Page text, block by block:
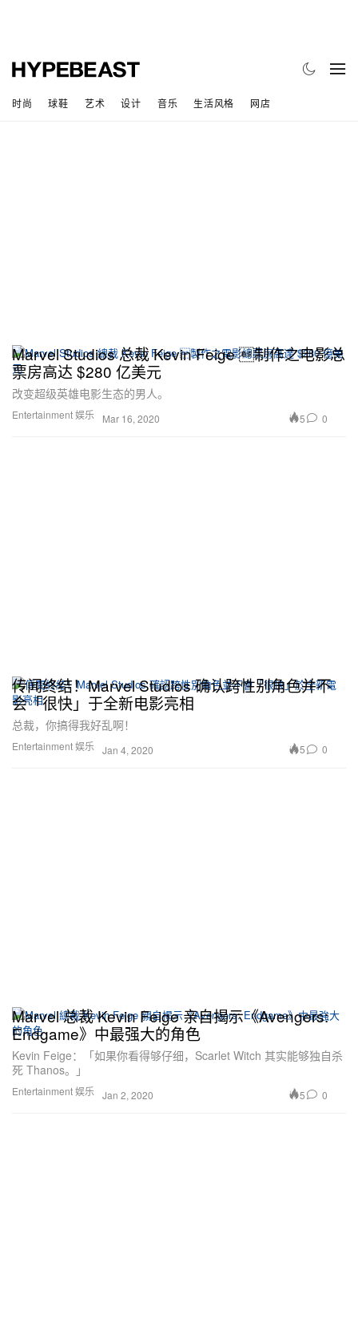
时尚 球鞋 艺术 设计 音乐 生活风格 网店
Entertainment 娱乐
Marvel Studios 总裁 Kevin Feige 制作之电影总
票房高达 $280 亿美元
改变超级英雄电影生态的男人。
Mar 16, 2020 5 0
Entertainment 娱乐
传闻终结！Marvel Studios 确认跨性别角色并不
会「很快」于全新电影亮相
总裁，你搞得我好乱啊！
Jan 4, 2020 5 0
Entertainment 娱乐
Marvel 总裁 Kevin Feige 亲自揭示《Avengers:
Endgame》中最强大的角色
Kevin Feige：「如果你看得够仔细，Scarlet Witch 其实能够独自杀
死 Thanos。」
Jan 2, 2020 5 0